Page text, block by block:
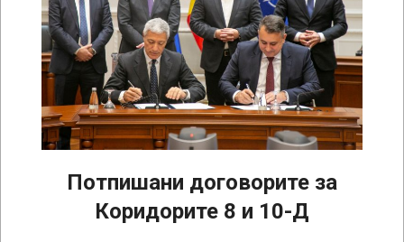
Потпишани договорите за
Коридорите 8 и 10-Д